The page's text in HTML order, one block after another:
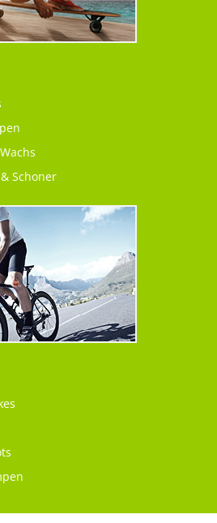
Schoner